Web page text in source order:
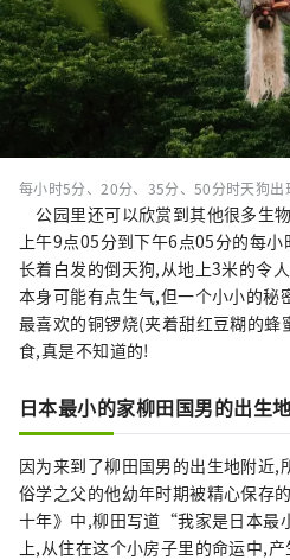
每小时5分、20分、35分、50分时天狗出
公园里还可以欣赏到其他很多生
上午9点05分到下午6点05分的每
长着白发的倒天狗,从地上3米的令
本身可能有点生气,但一个小小的
最喜欢的铜锣烧(夹着甜红豆糊的
食,真是不知道的!
日本最小的家柳田国男的出生地
因为来到了柳田国男的出生地附近,
俗学之父的他幼年时期被精心保存
十年》中,柳田写道“我家是日本
上,从住在这个小房子里的命运中,